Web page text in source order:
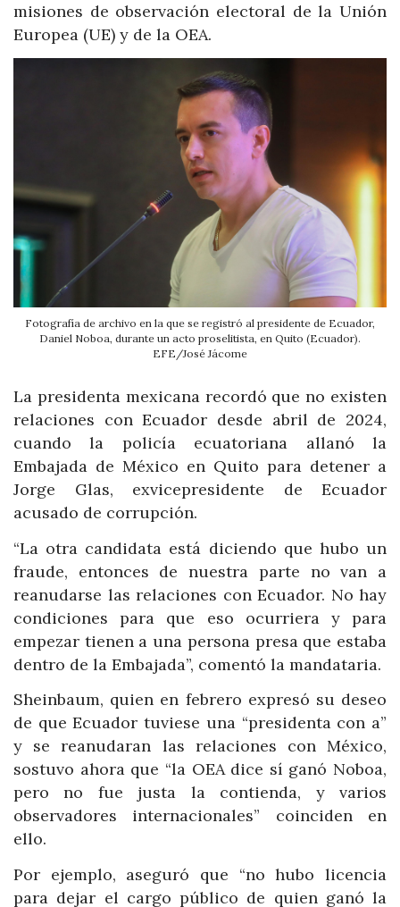
misiones de observación electoral de la Unión
Europea (UE) y de la OEA.
Fotografía de archivo en la que se registró al presidente de Ecuador,
Daniel Noboa, durante un acto proselitista, en Quito (Ecuador).
EFE/José Jácome
La presidenta mexicana recordó que no existen
relaciones con Ecuador desde abril de 2024,
cuando la policía ecuatoriana allanó la
Embajada de México en Quito para detener a
Jorge Glas, exvicepresidente de Ecuador
acusado de corrupción.
“La otra candidata está diciendo que hubo un
fraude, entonces de nuestra parte no van a
reanudarse las relaciones con Ecuador. No hay
condiciones para que eso ocurriera y para
empezar tienen a una persona presa que estaba
dentro de la Embajada”, comentó la mandataria.
Sheinbaum, quien en febrero expresó su deseo
de que Ecuador tuviese una “presidenta con a”
y se reanudaran las relaciones con México,
sostuvo ahora que “la OEA dice sí ganó Noboa,
pero no fue justa la contienda, y varios
observadores internacionales” coinciden en
ello.
Por ejemplo, aseguró que “no hubo licencia
para dejar el cargo público de quien ganó la